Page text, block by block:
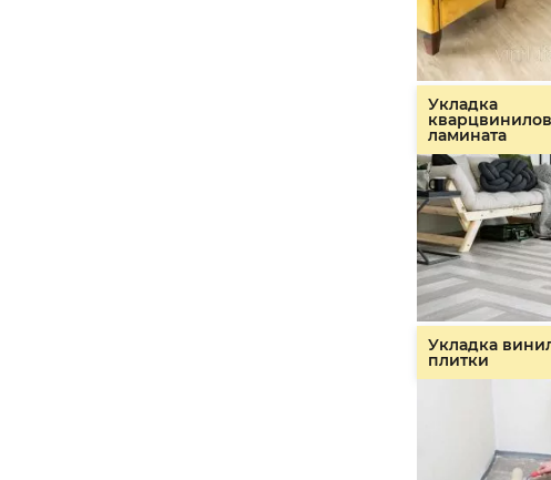
Укладка
ламината
Укладка
плитки